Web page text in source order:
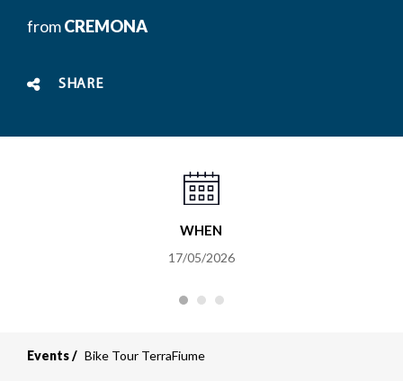
fromCREMONA
SHARE
WHEN
17/05/2026
Events Bike Tour TerraFiume